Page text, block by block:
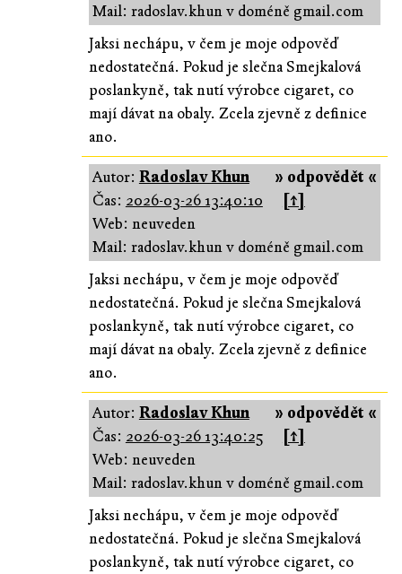
Mail: radoslav.khun v doméně gmail.com
Jaksi nechápu, v čem je moje odpověď
nedostatečná. Pokud je slečna Smejkalová
poslankyně, tak nutí výrobce cigaret, co
mají dávat na obaly. Zcela zjevně z definice
ano.
» odpovědět «
Autor: Radoslav Khun
Čas: 2026-03-26 13:40:10
[↑]
Web: neuveden
Mail: radoslav.khun v doméně gmail.com
Jaksi nechápu, v čem je moje odpověď
nedostatečná. Pokud je slečna Smejkalová
poslankyně, tak nutí výrobce cigaret, co
mají dávat na obaly. Zcela zjevně z definice
ano.
» odpovědět «
Autor: Radoslav Khun
Čas: 2026-03-26 13:40:25
[↑]
Web: neuveden
Mail: radoslav.khun v doméně gmail.com
Jaksi nechápu, v čem je moje odpověď
nedostatečná. Pokud je slečna Smejkalová
poslankyně, tak nutí výrobce cigaret, co